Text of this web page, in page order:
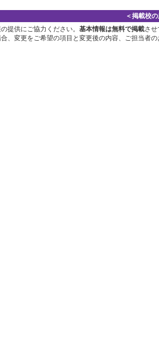
＜掲載校
提供にご協力ください。 基本情報は無料で掲載さ
、変更をご希望の項目と変更後の内容、ご担当者の